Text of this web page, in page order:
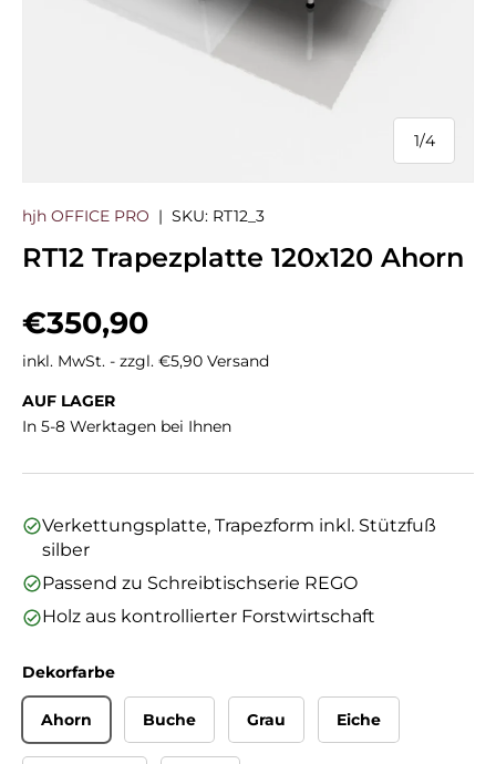
1/
von
4
hjh OFFICE PRO | SKU: RT12_3
RT12 Trapezplatte 120x120 Ahorn
Normaler Preis
€350,90
inkl. MwSt. - zzgl. €5,90 Versand
AUF LAGER
In 5-8 Werktagen bei Ihnen
Verkettungsplatte, Trapezform inkl. Stützfuß
silber
Passend zu Schreibtischserie REGO
Holz aus kontrollierter Forstwirtschaft
Dekorfarbe
Ahorn Buche Grau Eiche